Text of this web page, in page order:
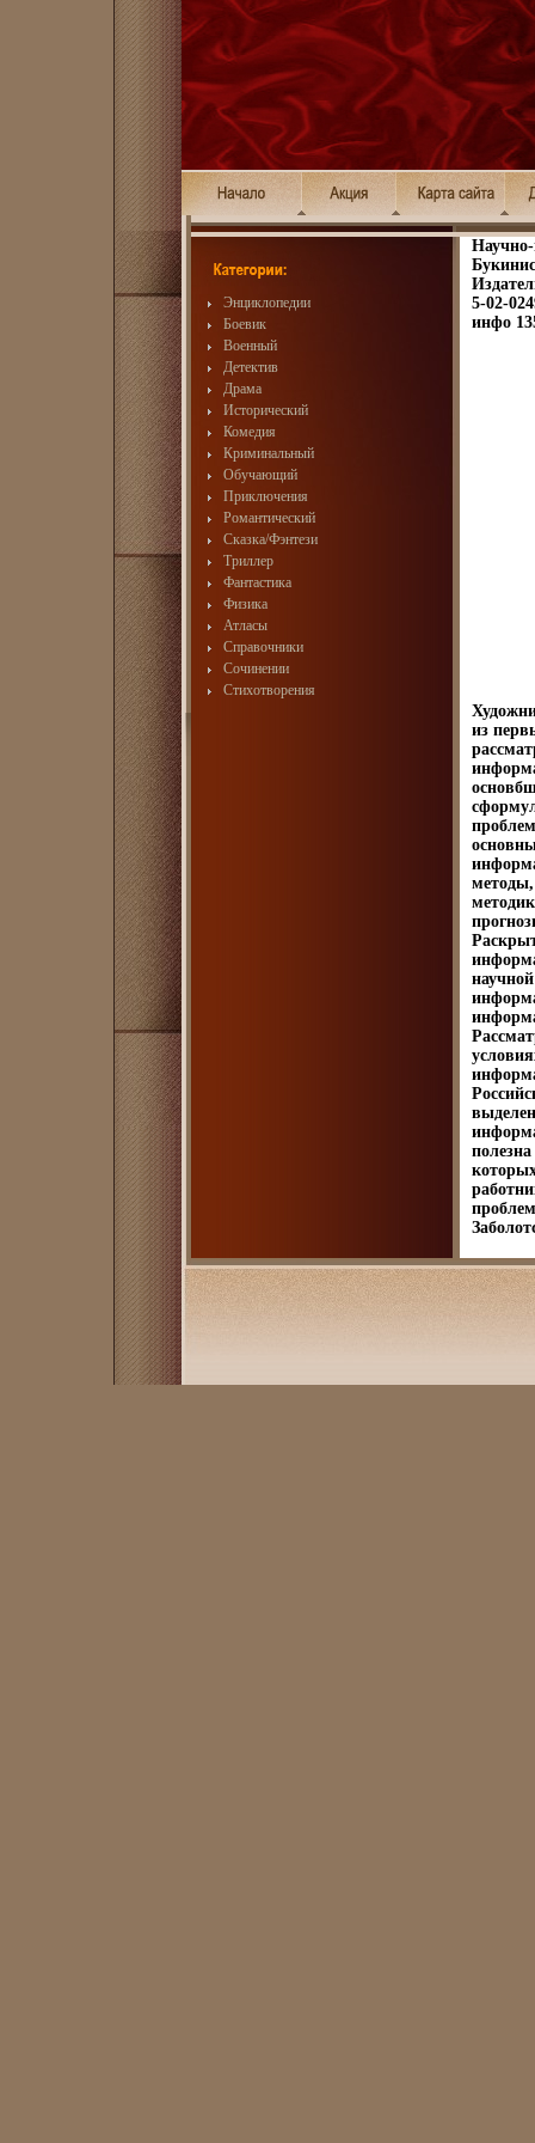
Энциклопедии
Боевик
Военный
Детектив
Драма
Исторический
Комедия
Криминальный
Обучающий
Приключения
Романтический
Сказка/Фэнтези
Триллер
Фантастика
Физика
Атласы
Справочники
Сочинении
Стихотворения
5-02-
инфо
из